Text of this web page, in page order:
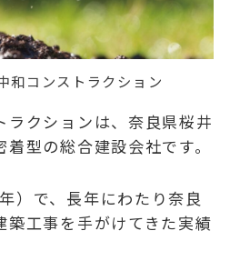
和コンストラクション
ラクションは、奈良県桜井
型の総合建設会社です。
）で、長年にわたり奈良
築工事を手がけてきた実績